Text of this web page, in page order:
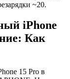
~20.
iPhone
Как
15 Pro в